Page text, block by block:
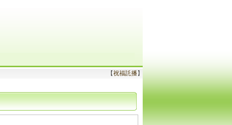
【祝福託播】